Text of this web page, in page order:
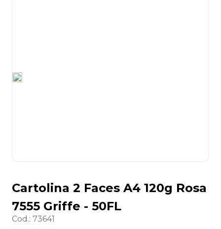
Cartolina 2 Faces A4 120g Rosa
7555 Griffe - 50FL
Cod.: 73641
8